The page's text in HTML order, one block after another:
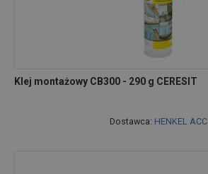
Klej montażowy CB300 - 290 g CERESIT
Dostawca: HENKEL ACC